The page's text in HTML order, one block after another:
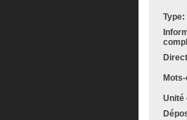
Type:
Unité